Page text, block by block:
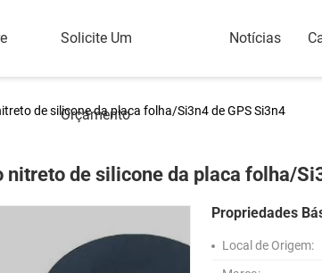
Solicite Um
Orçamento
Notícias
de silicone da placa folha/Si3n4 de GPS Si3n4
nitreto de silicone da placa folha/
Propriedades
Local de Origem: